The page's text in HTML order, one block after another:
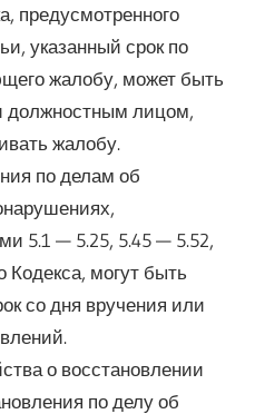
предусмотренного
указанный срок по
жалобу, может быть
должностным лицом,
жалобу.
по делам об
5.1 — 5.25, 5.45 — 5.52,
Кодекса, могут быть
со дня вручения или
о восстановлении
по делу об